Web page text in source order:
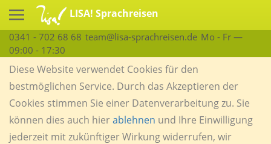
LISA! Sprachreisen
0341 - 702 68 68 team@lisa-sprachreisen.de Mo - Fr —
09:00 - 17:30
Diese Website verwendet Cookies für den
bestmöglichen Service. Durch das Akzeptieren der
Cookies stimmen Sie einer Datenverarbeitung zu. Sie
können dies auch hierablehnen und Ihre Einwilligung
jederzeit mit zukünftiger Wirkung widerrufen, wir